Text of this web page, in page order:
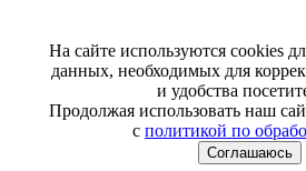
На сайте используются cookies
данных, необходимых для
и удобства
Продолжая использовать наш
с политикой по
Соглашаюсь